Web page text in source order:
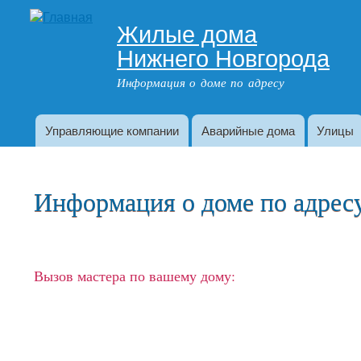
Жилые дома
Нижнего Новгорода
Информация о доме по адресу
Главное меню
Управляющие компании Аварийные дома Улицы
Информация о доме по
Вызов мастера по вашему дому: